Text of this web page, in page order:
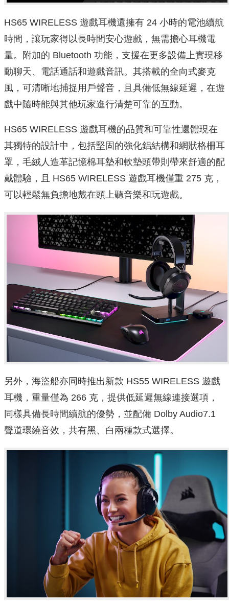
HS65 WIRELESS 遊戲耳機還擁有 24 小時的電池續航
時間，讓玩家得以長時間安心遊戲，無需擔心耳機電
量。附加的 Bluetooth 功能，支援在更多設備上實現移
動聊天、電話通話和遊戲音訊。其搭載的全向式麥克
風，可清晰地捕捉用戶聲音，且具備低無線延遲，在遊
戲中隨時能與其他玩家進行清楚可靠的互動。
HS65 WIRELESS 遊戲耳機的品質和可靠性還體現在
其獨特的設計中，包括堅固的強化鋁結構和網狀格柵耳
罩，毛絨人造革記憶棉耳墊和軟墊頭帶則帶來舒適的配
戴體驗，且 HS65 WIRELESS 遊戲耳機僅重 275 克，
可以輕鬆無負擔地戴在頭上聽音樂和玩遊戲。
另外，海盜船亦同時推出新款 HS55 WIRELESS 遊戲
耳機，重量僅為 266 克，提供低延遲無線連接選項，
同樣具備長時間續航的優勢，並配備 Dolby Audio7.1
聲道環繞音效，共有黑、白兩種款式選擇。